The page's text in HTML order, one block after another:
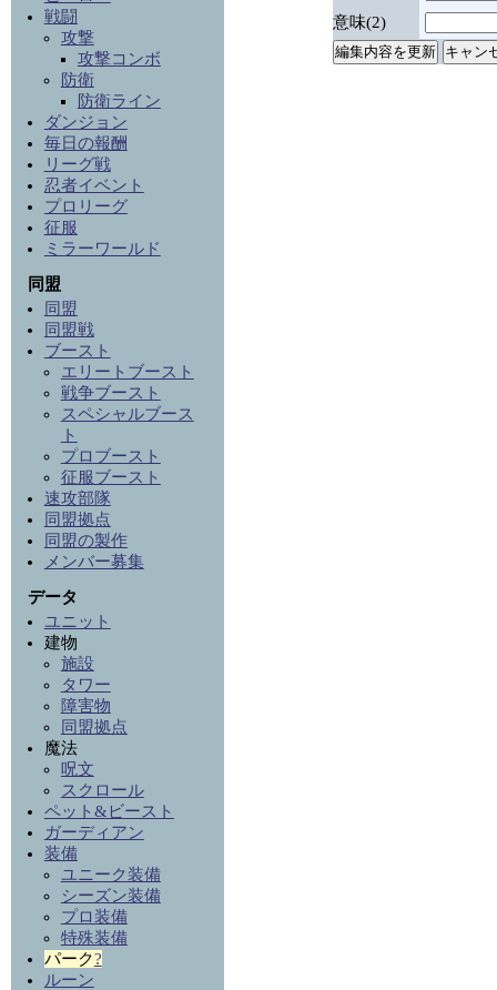
意味(2)
戦闘
攻撃
攻撃コンボ
防衛
防衛ライン
ダンジョン
毎日の報酬
リーグ戦
忍者イベント
プロリーグ
征服
ミラーワールド
同盟
同盟
同盟戦
ブースト
エリートブースト
戦争ブースト
スペシャルブース
ト
プロブースト
征服ブースト
速攻部隊
同盟拠点
同盟の製作
メンバー募集
データ
ユニット
建物
施設
タワー
障害物
同盟拠点
魔法
呪文
スクロール
ペット&ビースト
ガーディアン
装備
ユニーク装備
シーズン装備
プロ装備
特殊装備
パーク?
ルーン